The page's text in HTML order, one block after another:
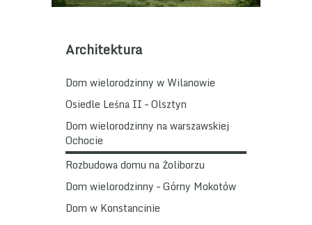
Architektura
Dom wielorodzinny w Wilanowie
Osiedle Leśna II – Olsztyn
Dom wielorodzinny na warszawskiej
Ochocie
Rozbudowa domu na Żoliborzu
Dom wielorodzinny – Górny Mokotów
Dom w Konstancinie